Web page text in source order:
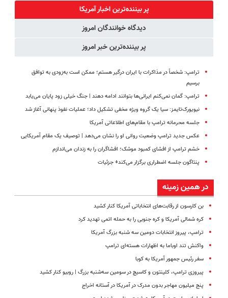
(پرسش‌نامه)
پر بیننده‌ترین اخبار آمریکا
دیدگاه خوانندگان امروز
پر بیننده‌ترین خبر امروز
ترامپ: شخصاً در مذاکرات با ایران درگیر هستم؛ ممکن است به‌زودی به توافق
برسیم
ترامپ: گمان نمی‌کنم ایرانی‌ها بتوانند ادامه دهند | جنگ خیلی زود پایان می‌یابد
نیویورک‌تایمز: سیا یک گروه ویژه مخفی تشکیل داد؛ عملیات نفوذ پنهانی آغاز شد
جلسه محرمانه ترامپ با مقام‌های اطلاعاتی آمریکا
عکس جدید ترامپ وضعیت روانی او را نشان می‌دهد | توصیف یک مقام آمریکایی
خشم ترامپ از افشای کمبود موشک؛ افشاگران را به زندان می‌اندازم
پنتاگون جلسه اضطراری برگزار می‌کند+ جزئیات
در همین زمینه
بن کارسون از رقابت‌های انتخاباتی آمریکا کنار کشید
کره شمالی آمریکا و کره جنوبی را به حمله اتمی تهدید کرد
ترامپ، پیروز انتخابات دومین سه شنبه بزرگ آمریکا
واکنش تند اوباما به اظهارات هسته‌ای ترامپ
سفر رئیس جمهور آمریکا به کوبا
پیروزی ترامپ، کلینتون و کاسیچ در سومین سه‌شنبه بزرگ | روبیو کنار کشید
پنج میلیون مهاجر بدون مدرک در آمریکا در آستانه اخراج